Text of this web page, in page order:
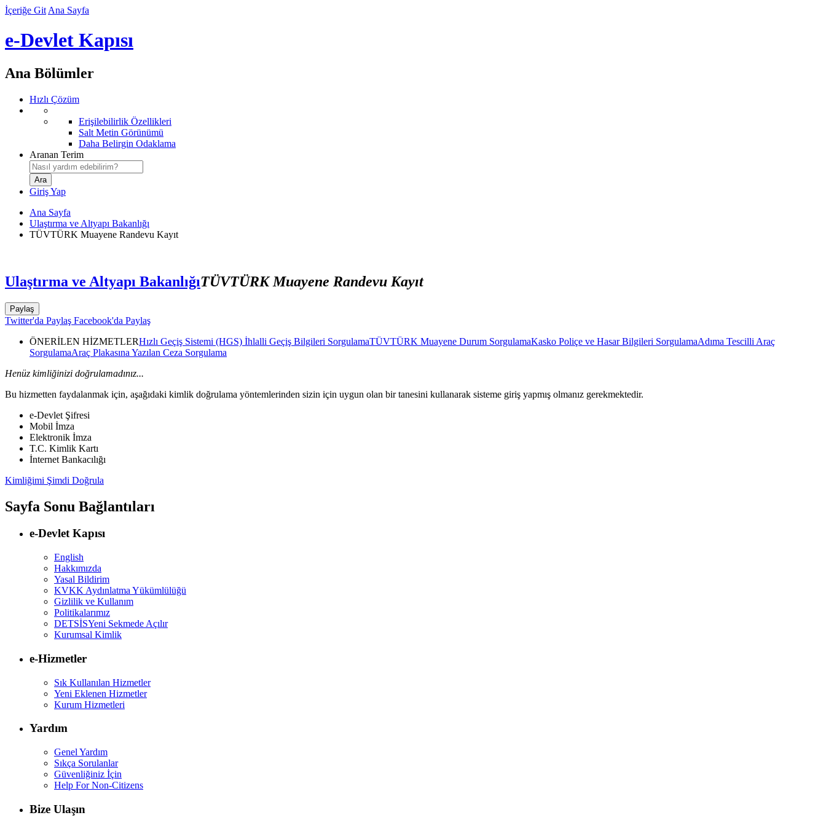
İçeriğe Git Ana Sayfa
e-Devlet Kapısı
Ana Bölümler
Hızlı Çözüm
Erişilebilirlik Özellikleri
Salt Metin Görünümü
Daha Belirgin Odaklama
Aranan Terim
Giriş Yap
Ana Sayfa
Ulaştırma ve Altyapı Bakanlığı
TÜVTÜRK Muayene Randevu Kayıt
Ulaştırma ve Altyapı BakanlığıTÜVTÜRK Muayene Randevu Kayıt
Paylaş
Twitter'da Paylaş Facebook'da Paylaş
ÖNERİLEN HİZMETLERHızlı Geçiş Sistemi (HGS) İhlalli Geçiş Bilgileri SorgulamaTÜVTÜRK Muayene Durum SorgulamaKasko Poliçe ve Hasar Bilgileri SorgulamaAdıma Tescilli Araç
SorgulamaAraç Plakasına Yazılan Ceza Sorgulama
Henüz kimliğinizi doğrulamadınız...
Bu hizmetten faydalanmak için, aşağıdaki kimlik doğrulama yöntemlerinden sizin için uygun olan bir tanesini kullanarak sisteme giriş yapmış olmanız gerekmektedir.
e-Devlet Şifresi
Mobil İmza
Elektronik İmza
T.C. Kimlik Kartı
İnternet Bankacılığı
Kimliğimi Şimdi Doğrula
Sayfa Sonu Bağlantıları
e-Devlet Kapısı
English
Hakkımızda
Yasal Bildirim
KVKK Aydınlatma Yükümlülüğü
Gizlilik ve Kullanım
Politikalarımız
DETSİSYeni Sekmede Açılır
Kurumsal Kimlik
e-Hizmetler
Sık Kullanılan Hizmetler
Yeni Eklenen Hizmetler
Kurum Hizmetleri
Yardım
Genel Yardım
Sıkça Sorulanlar
Güvenliğiniz İçin
Help For Non-Citizens
Bize Ulaşın